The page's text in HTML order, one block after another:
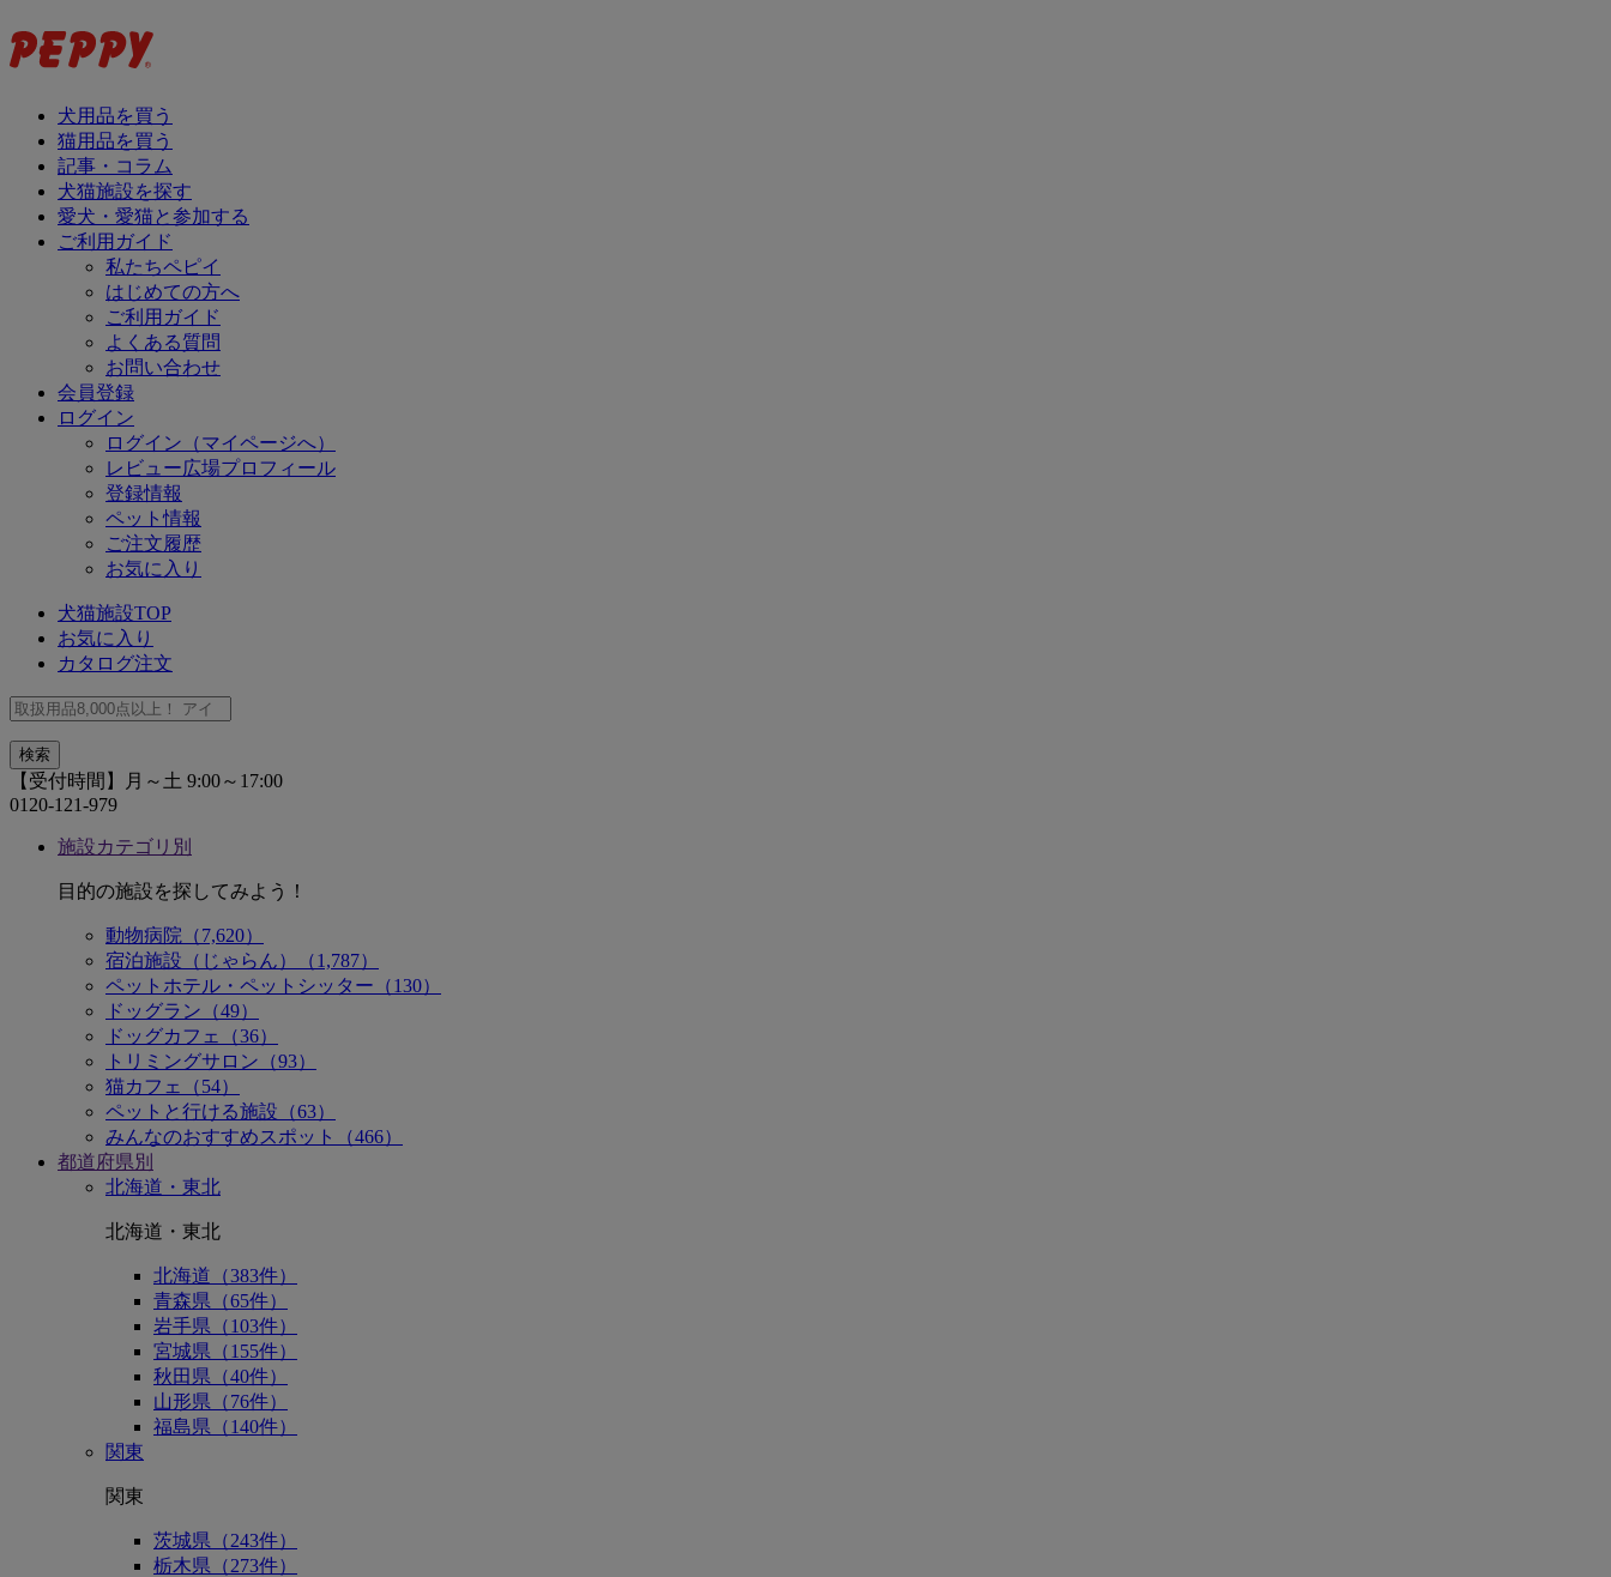
犬用品を買う
猫用品を買う
記事・コラム
犬猫施設を探す
愛犬・愛猫と参加する
ご利用ガイド
私たちペピイ
はじめての方へ
ご利用ガイド
よくある質問
お問い合わせ
会員登録
ログイン
ログイン（マイページへ）
レビュー広場プロフィール
登録情報
ペット情報
ご注文履歴
お気に入り
犬猫施設TOP
お気に入り
カタログ注文
【受付時間】月～土 9:00～17:00
0120-121-979
施設カテゴリ別
目的の施設を探してみよう！
動物病院（7,620）
宿泊施設（じゃらん）（1,787）
ペットホテル・ペットシッター（130）
ドッグラン（49）
ドッグカフェ（36）
トリミングサロン（93）
猫カフェ（54）
ペットと行ける施設（63）
みんなのおすすめスポット（466）
都道府県別
北海道・東北
北海道・東北
北海道（383件）
青森県（65件）
岩手県（103件）
宮城県（155件）
秋田県（40件）
山形県（76件）
福島県（140件）
関東
関東
茨城県（243件）
栃木県（273件）